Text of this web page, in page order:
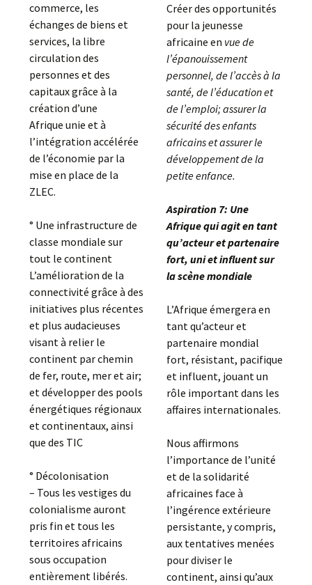
commerce, les
échanges de biens et
services, la libre
circulation des
personnes et des
capitaux grâce à la
création d’une
Afrique unie et à
l’intégration accélérée
de l’économie par la
mise en place de la
ZLEC.
° Une infrastructure de
classe mondiale sur
tout le continent
L’amélioration de la
connectivité grâce à des
initiatives plus récentes
et plus audacieuses
visant à relier le
continent par chemin
de fer, route, mer et air;
et développer des pools
énergétiques régionaux
et continentaux, ainsi
que des TIC
° Décolonisation
– Tous les vestiges du
colonialisme auront
pris fin et tous les
territoires africains
sous occupation
entièrement libérés.
Créer des opportunités
pour la jeunesse
africaine en vue de
l’épanouissement
personnel, de l’accès à la
santé, de l’éducation et
de l’emploi; assurer la
sécurité des enfants
africains et assurer le
développement de la
petite enfance.
Aspiration 7: Une
Afrique qui agit en tant
qu’acteur et partenaire
fort, uni et influent sur
la scène mondiale
L’Afrique émergera en
tant qu’acteur et
partenaire mondial
fort, résistant, pacifique
et influent, jouant un
rôle important dans les
affaires internationales.
Nous affirmons
l’importance de l’unité
et de la solidarité
africaines face à
l’ingérence extérieure
persistante, y compris,
aux tentatives menées
pour diviser le
continent, ainsi qu’aux